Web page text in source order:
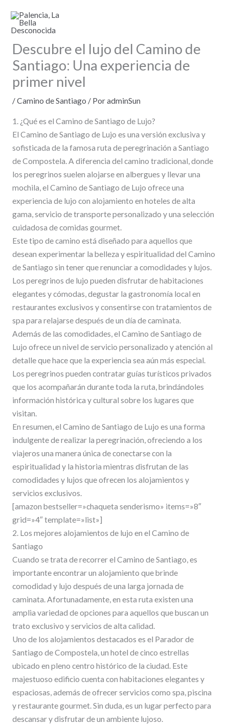
contenido
Descubre el lujo del Camino de
Santiago: Una experiencia de
primer nivel
/Camino de Santiago / PoradminSun
1. ¿Qué es el Camino de Santiago de Lujo?
El Camino de Santiago de Lujo es una versión exclusiva y
sofisticada de la famosa ruta de peregrinación a Santiago
de Compostela. A diferencia del camino tradicional, donde
los peregrinos suelen alojarse en albergues y llevar una
mochila, el Camino de Santiago de Lujo ofrece una
experiencia de lujo con alojamiento en hoteles de alta
gama, servicio de transporte personalizado y una selección
cuidadosa de comidas gourmet.
Este tipo de camino está diseñado para aquellos que
desean experimentar la belleza y espiritualidad del Camino
de Santiago sin tener que renunciar a comodidades y lujos.
Los peregrinos de lujo pueden disfrutar de habitaciones
elegantes y cómodas, degustar la gastronomía local en
restaurantes exclusivos y consentirse con tratamientos de
spa para relajarse después de un día de caminata.
Además de las comodidades, el Camino de Santiago de
Lujo ofrece un nivel de servicio personalizado y atención al
detalle que hace que la experiencia sea aún más especial.
Los peregrinos pueden contratar guías turísticos privados
que los acompañarán durante toda la ruta, brindándoles
información histórica y cultural sobre los lugares que
visitan.
En resumen, el Camino de Santiago de Lujo es una forma
indulgente de realizar la peregrinación, ofreciendo a los
viajeros una manera única de conectarse con la
espiritualidad y la historia mientras disfrutan de las
comodidades y lujos que ofrecen los alojamientos y
servicios exclusivos.
[amazon bestseller=»chaqueta senderismo» items=»8″
grid=»4″ template=»list»]
2. Los mejores alojamientos de lujo en el Camino de
Santiago
Cuando se trata de recorrer el Camino de Santiago, es
importante encontrar un alojamiento que brinde
comodidad y lujo después de una larga jornada de
caminata. Afortunadamente, en esta ruta existen una
amplia variedad de opciones para aquellos que buscan un
trato exclusivo y servicios de alta calidad.
Uno de los alojamientos destacados es el Parador de
Santiago de Compostela, un hotel de cinco estrellas
ubicado en pleno centro histórico de la ciudad. Este
majestuoso edificio cuenta con habitaciones elegantes y
espaciosas, además de ofrecer servicios como spa, piscina
y restaurante gourmet. Sin duda, es un lugar perfecto para
descansar y disfrutar de un ambiente lujoso.